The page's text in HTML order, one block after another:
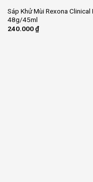
Sáp Khử Mùi Rexona
48g/45ml
240.000₫